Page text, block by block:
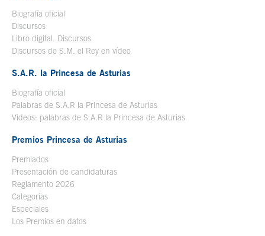
Biografía oficial
Discursos
Libro digital. Discursos
Discursos de S.M. el Rey en vídeo
S.A.R. la Princesa de Asturias
Biografía oficial
Palabras de S.A.R la Princesa de Asturias
Videos: palabras de S.A.R la Princesa de Asturias
Premios Princesa de Asturias
Premiados
Presentación de candidaturas
Reglamento 2026
Categorías
Especiales
Los Premios en datos